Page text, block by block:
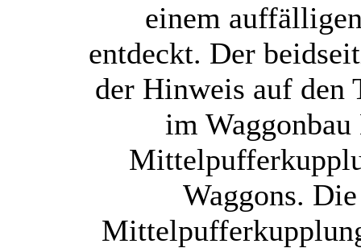
einem
entdeckt. Der
der Hinweis auf den
im
Waggons.